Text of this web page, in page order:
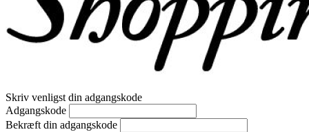
Skriv venligst din adgangskode
Adgangskode
Bekræft din adgangskode